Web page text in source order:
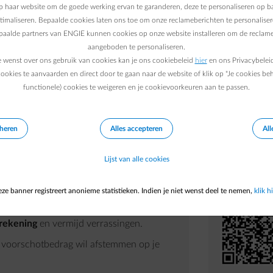
App is dé manier omje verbruik en je factuur op
of met meer detail in de grafieken:
Zo wordt je verbruik verminderen echt makkelijk.
en vermijd verrassingen.
wil afstemmen op je
haar website om de goede werking ervan te garanderen, deze te personaliseren op
Bepaalde cookies laten ons toe om onze reclameberichten te
partners van ENGIE kunnen cookies op onze website installeren om de
aangeboden te personaliseren.
over ons gebruik van cookies kan je ons cookiebeleid hieren ons
te aanvaarden en direct door te gaan naar de website of klik op "Je cookies
functionele) cookies te weigeren en je cookievoorkeuren aan te passen.
Alles accepteren
Lijst van alle cookies
banner registreert anonieme statistieken. Indien je niet wenst deel te nemen, klik